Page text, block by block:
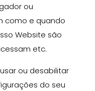
ou
como e quando
Website são
etc.
ou desabilitar
do seu